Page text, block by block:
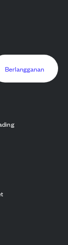
Berlangganan